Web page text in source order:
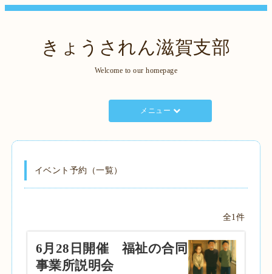
きょうされん滋賀支部
Welcome to our homepage
メニュー
イベント予約（一覧）
全1件
6月28日開催 福祉の合同
事業所説明会